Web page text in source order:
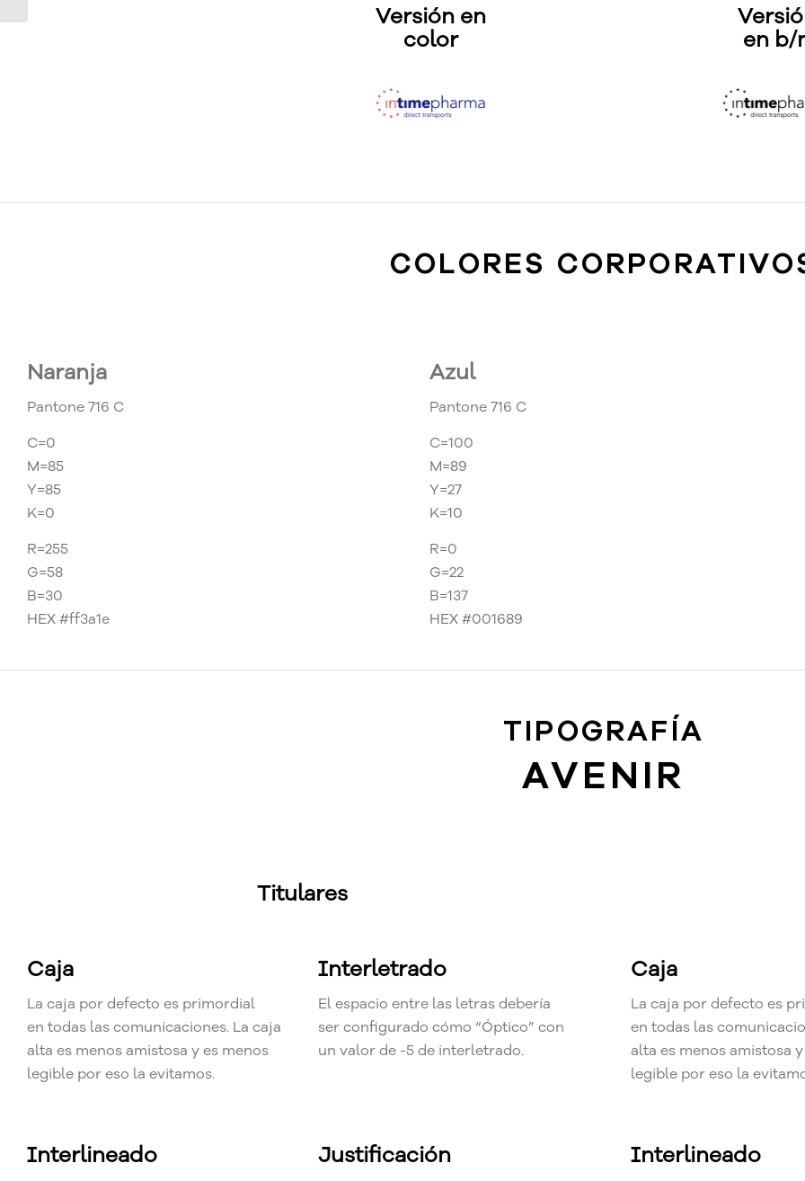
Versión en
color
en b/
COLORES
Naranja
Pantone 716 C
C=0
M=85
Y=85
K=0
R=255
G=58
B=30
HEX #ff3a1e
Azul
Pantone 716 C
C=100
M=89
Y=27
K=10
R=0
G=22
B=137
HEX #001689
TIPOGRAFÍA
AVENIR
Titulares
Caja
La caja por defecto es primordial
en todas las comunicaciones. La caja
alta es menos amistosa y es menos
legible por eso la evitamos.
Interletrado
El espacio entre las letras debería
ser configurado cómo “Óptico” con
un valor de -5 de interletrado.
Interlineado Justificación
Caja
La caja por defecto es
en todas las
alta es menos amistosa
legible por eso la
Interlineado